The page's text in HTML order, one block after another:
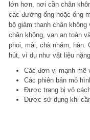
lớn hơn, nơi cần chân
các đường ống hoặc ống
bộ giảm thanh chân
chân không, van an toàn
phoi, mài, chà nhám, hàn.
hút, ví dụ như vật liệu
Các đơn vị mạnh mẽ
Các phiên bản mô
Được trang bị vỏ
Được sử dụng khi